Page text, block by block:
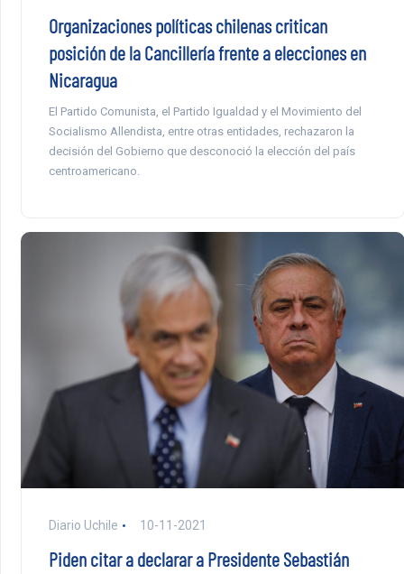
Organizaciones políticas chilenas critican
posición de la Cancillería frente a elecciones en
Nicaragua
El Partido Comunista, el Partido Igualdad y el Movimiento del
Socialismo Allendista, entre otras entidades, rechazaron la
decisión del Gobierno que desconoció la elección del país
centroamericano.
Diario Uchile 10-11-2021
Piden citar a declarar a Presidente Sebastián